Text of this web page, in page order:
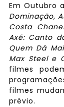
Em Outubro
Dominação,
Costa
Axé: Canto
Quem Dá
Max Steel e
filmes
filmes
prévio.